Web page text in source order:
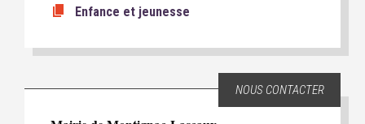
Enfance et jeunesse
NOUS CONTACTER